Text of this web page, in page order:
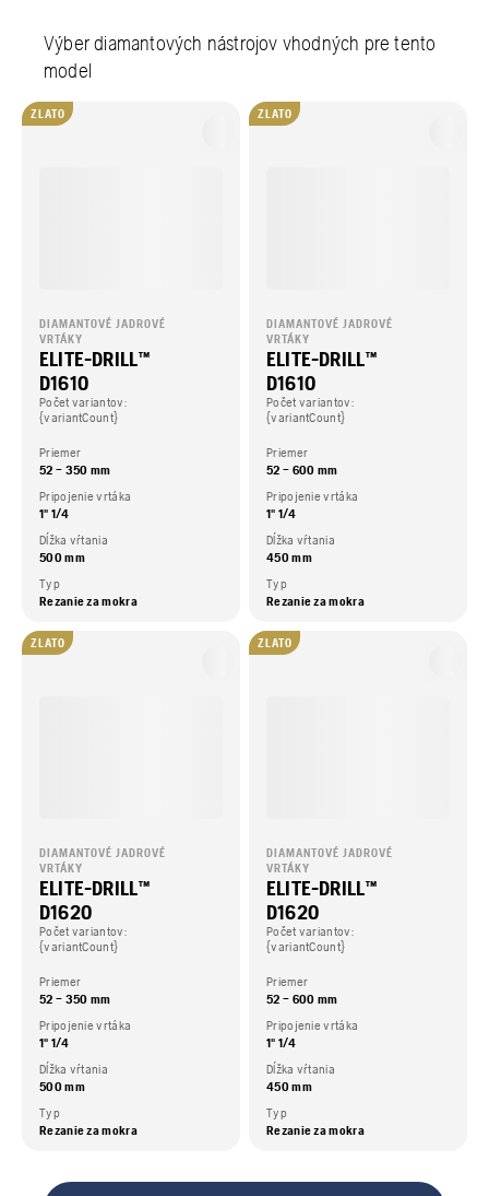
Výber diamantových nástrojov vhodných pre tento
model
ZLATO
DIAMANTOVÉ JADROVÉ
VRTÁKY
ELITE-DRILL™
D1610
Počet variantov:
{variantCount}
Priemer
52 – 350 mm
Pripojenie vrtáka
1" 1/4
Dĺžka vŕtania
500 mm
Typ
Rezanie za mokra
ZLATO
DIAMANTOVÉ JADROVÉ
VRTÁKY
ELITE-DRILL™
D1610
Počet variantov:
{variantCount}
Priemer
52 – 600 mm
Pripojenie vrtáka
1" 1/4
Dĺžka vŕtania
450 mm
Typ
Rezanie za mokra
ZLATO
DIAMANTOVÉ JADROVÉ
VRTÁKY
ELITE-DRILL™
D1620
Počet variantov:
{variantCount}
Priemer
52 – 350 mm
Pripojenie vrtáka
1" 1/4
Dĺžka vŕtania
500 mm
Typ
Rezanie za mokra
ZLATO
DIAMANTOVÉ JADROVÉ
VRTÁKY
ELITE-DRILL™
D1620
Počet variantov:
{variantCount}
Priemer
52 – 600 mm
Pripojenie vrtáka
1" 1/4
Dĺžka vŕtania
450 mm
Typ
Rezanie za mokra